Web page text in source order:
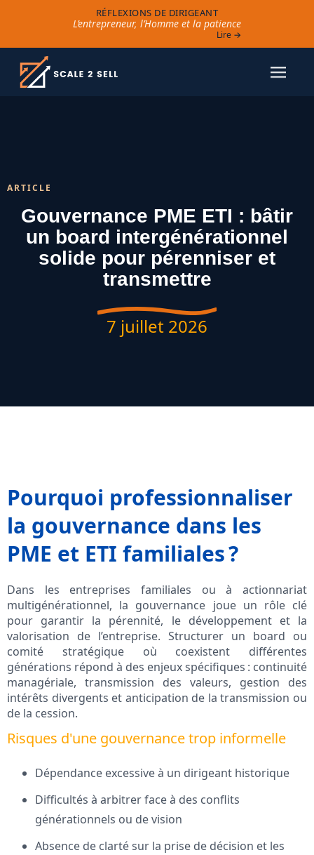
RÉFLEXIONS DE DIRIGEANT
L’entrepreneur, l’Homme et la patience
Lire →
ARTICLE
Gouvernance PME ETI : bâtir
un board intergénérationnel
solide pour pérenniser et
transmettre
7 juillet 2026
Pourquoi professionnaliser
la gouvernance dans les
PME et ETI familiales ?
Dans les entreprises familiales ou à actionnariat
multigénérationnel, la gouvernance joue un rôle clé
pour garantir la pérennité, le développement et la
valorisation de l’entreprise. Structurer un board ou
comité stratégique où coexistent différentes
générations répond à des enjeux spécifiques : continuité
managériale, transmission des valeurs, gestion des
intérêts divergents et anticipation de la transmission ou
de la cession.
Risques d'une gouvernance trop informelle
Dépendance excessive à un dirigeant historique
Difficultés à arbitrer face à des conflits
générationnels ou de vision
Absence de clarté sur la prise de décision et les